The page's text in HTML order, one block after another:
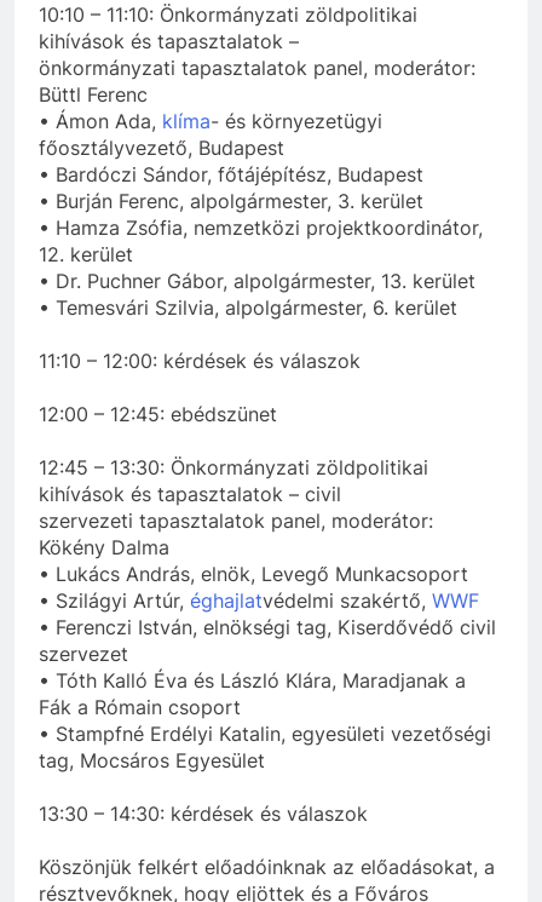
10:10 – 11:10: Önkormányzati zöldpolitikai
kihívások és tapasztalatok –
önkormányzati tapasztalatok panel, moderátor:
Büttl Ferenc
• Ámon Ada, klíma- és környezetügyi
főosztályvezető, Budapest
• Bardóczi Sándor, főtájépítész, Budapest
• Burján Ferenc, alpolgármester, 3. kerület
• Hamza Zsófia, nemzetközi projektkoordinátor,
12. kerület
• Dr. Puchner Gábor, alpolgármester, 13. kerület
• Temesvári Szilvia, alpolgármester, 6. kerület
11:10 – 12:00: kérdések és válaszok
12:00 – 12:45: ebédszünet
12:45 – 13:30: Önkormányzati zöldpolitikai
kihívások és tapasztalatok – civil
szervezeti tapasztalatok panel, moderátor:
Kökény Dalma
• Lukács András, elnök, Levegő Munkacsoport
• Szilágyi Artúr, éghajlatvédelmi szakértő, WWF
• Ferenczi István, elnökségi tag, Kiserdővédő civil
szervezet
• Tóth Kalló Éva és László Klára, Maradjanak a
Fák a Rómain csoport
• Stampfné Erdélyi Katalin, egyesületi vezetőségi
tag, Mocsáros Egyesület
13:30 – 14:30: kérdések és válaszok
Köszönjük felkért előadóinknak az előadásokat, a
résztvevőknek, hogy eljöttek és a Főváros